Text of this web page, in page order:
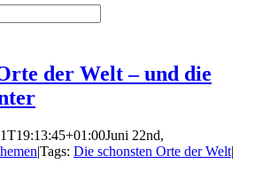
der Welt – und die
Juni 22nd,
|Tags: Die schonsten Orte der Welt|